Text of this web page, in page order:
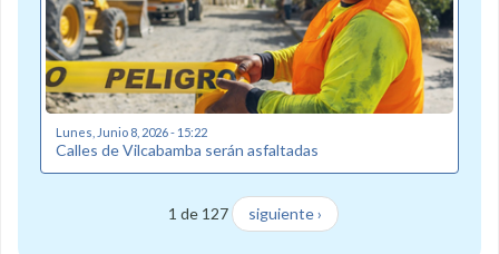
Lunes, Junio 8, 2026 - 15:22
Calles de Vilcabamba serán asfaltadas
1 de 127 siguiente ›